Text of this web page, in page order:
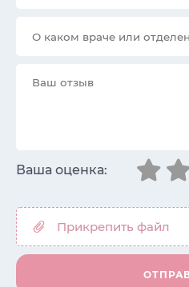
Ваша оценка: